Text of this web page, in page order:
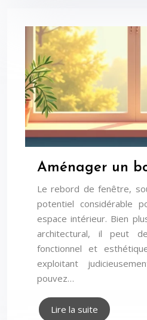
Aménager un
Le rebord de fenêtre,
potentiel considérable
espace intérieur. Bien
architectural, il peut
fonctionnel et
exploitant
pouvez…
Lire la suite